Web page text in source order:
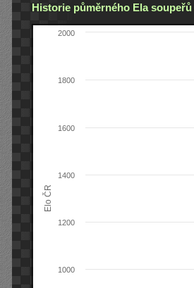
Historie půměrného Ela
Elo ČR
1000
1200
1400
1600
1800
2000